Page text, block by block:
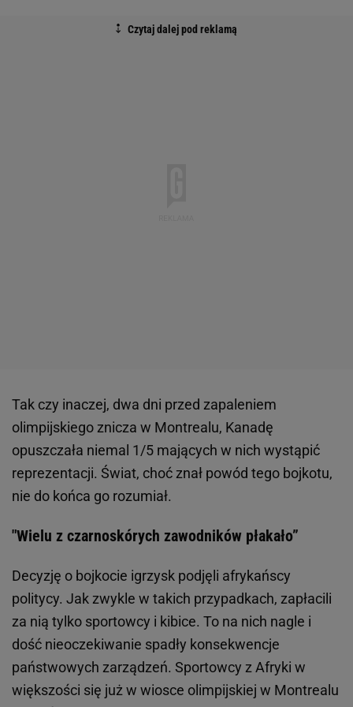
Tak czy inaczej, dwa dni przed zapaleniem
olimpijskiego znicza w Montrealu, Kanadę
opuszczała niemal 1/5 mających w nich wystąpić
reprezentacji. Świat, choć znał powód tego bojkotu,
nie do końca go rozumiał.
"Wielu z czarnoskórych zawodników płakało”
Decyzję o bojkocie igrzysk podjęli afrykańscy
politycy. Jak zwykle w takich przypadkach, zapłacili
za nią tylko sportowcy i kibice. To na nich nagle i
dość nieoczekiwanie spadły konsekwencje
państwowych zarządzeń. Sportowcy z Afryki w
większości się już w wiosce olimpijskiej w Montrealu